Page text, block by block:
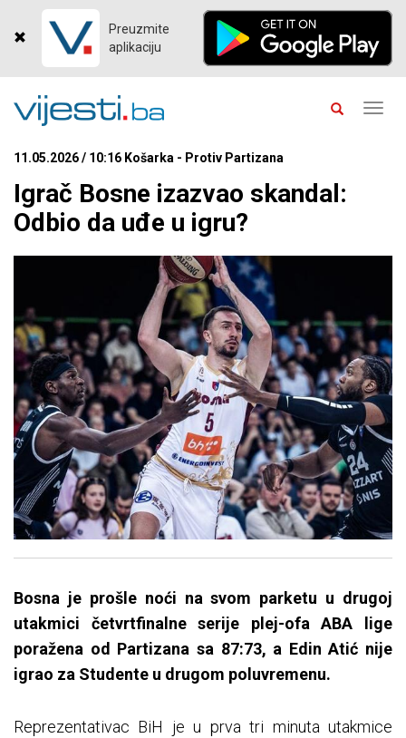
Preuzmite
aplikaciju
11.05.2026 / 10:16 Košarka - Protiv Partizana
Igrač Bosne izazvao skandal:
Odbio da uđe u igru?
Bosna je prošle noći na svom parketu u drugoj
utakmici četvrtfinalne serije plej-ofa ABA lige
poražena od Partizana sa 87:73, a Edin Atić nije
igrao za Studente u drugom poluvremenu.
Reprezentativac BiH je u prva tri minuta utakmice